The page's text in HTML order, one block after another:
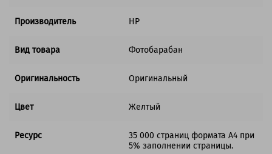
Производитель HP
Вид товара Фотобарабан
Оригинальность Оригинальный
Цвет Желтый
Ресурс
35 000 страниц формата А4 при
5% заполнении страницы.